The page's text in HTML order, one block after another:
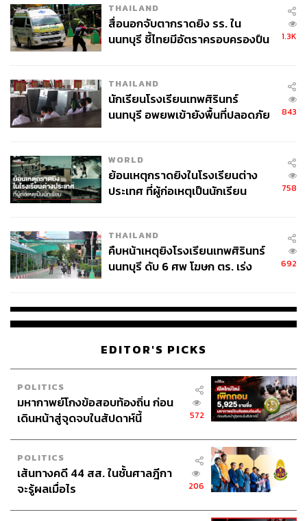
THAILAND
สื่อนอกจับตากราดยิง รร. ใน
นนทบุรี ชี้ไทยมีอัตราครอบครองปืน
1.3K
THAILAND
นักเรียนโรงเรียนเทพศิรินทร์
นนทบุรี อพยพเข้ายังพื้นที่ปลอดภัย
843
WORLD
ย้อนเหตุกราดยิงในโรงเรียนต่าง
ประเทศ ที่ผู้ก่อเหตุเป็นนักเรียน
758
THAILAND
คืบหน้าเหตุยิงโรงเรียนเทพศิรินทร์
นนทบุรี ดับ 6 ศพ โฆษก ตร. เร่ง
692
EDITOR'S PICKS
POLITICS
มหากาพย์โกงข้อสอบท้องถิ่น ก่อน
เดินหน้าสู่จุดจบในสัปดาห์นี้
572
POLITICS
เส้นทางคดี 44 สส. ในชั้นศาลฎีกา
จะรู้ผลเมื่อไร
206